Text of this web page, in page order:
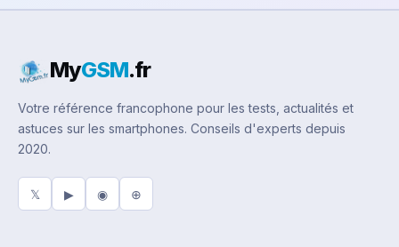
MyGSM.fr
Votre référence francophone pour les tests, actualités et
astuces sur les smartphones. Conseils d'experts depuis
2020.
𝕏 ▶ ◉ ⊕